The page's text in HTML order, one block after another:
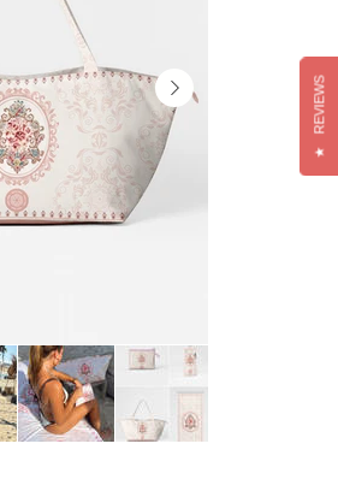
★
REVIEWS